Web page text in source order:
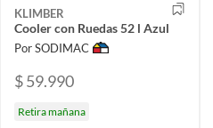
KLIMBER
Cooler con Ruedas 52 l Azul
Por SODIMAC
$ 59.990
Retira mañana